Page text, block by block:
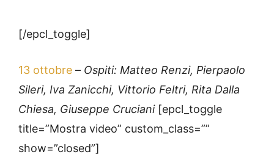
[/epcl_toggle]
13 ottobre – Ospiti: Matteo Renzi, Pierpaolo
Sileri, Iva Zanicchi, Vittorio Feltri, Rita Dalla
Chiesa, Giuseppe Cruciani [epcl_toggle
title=”Mostra video” custom_class=””
show=”closed”]